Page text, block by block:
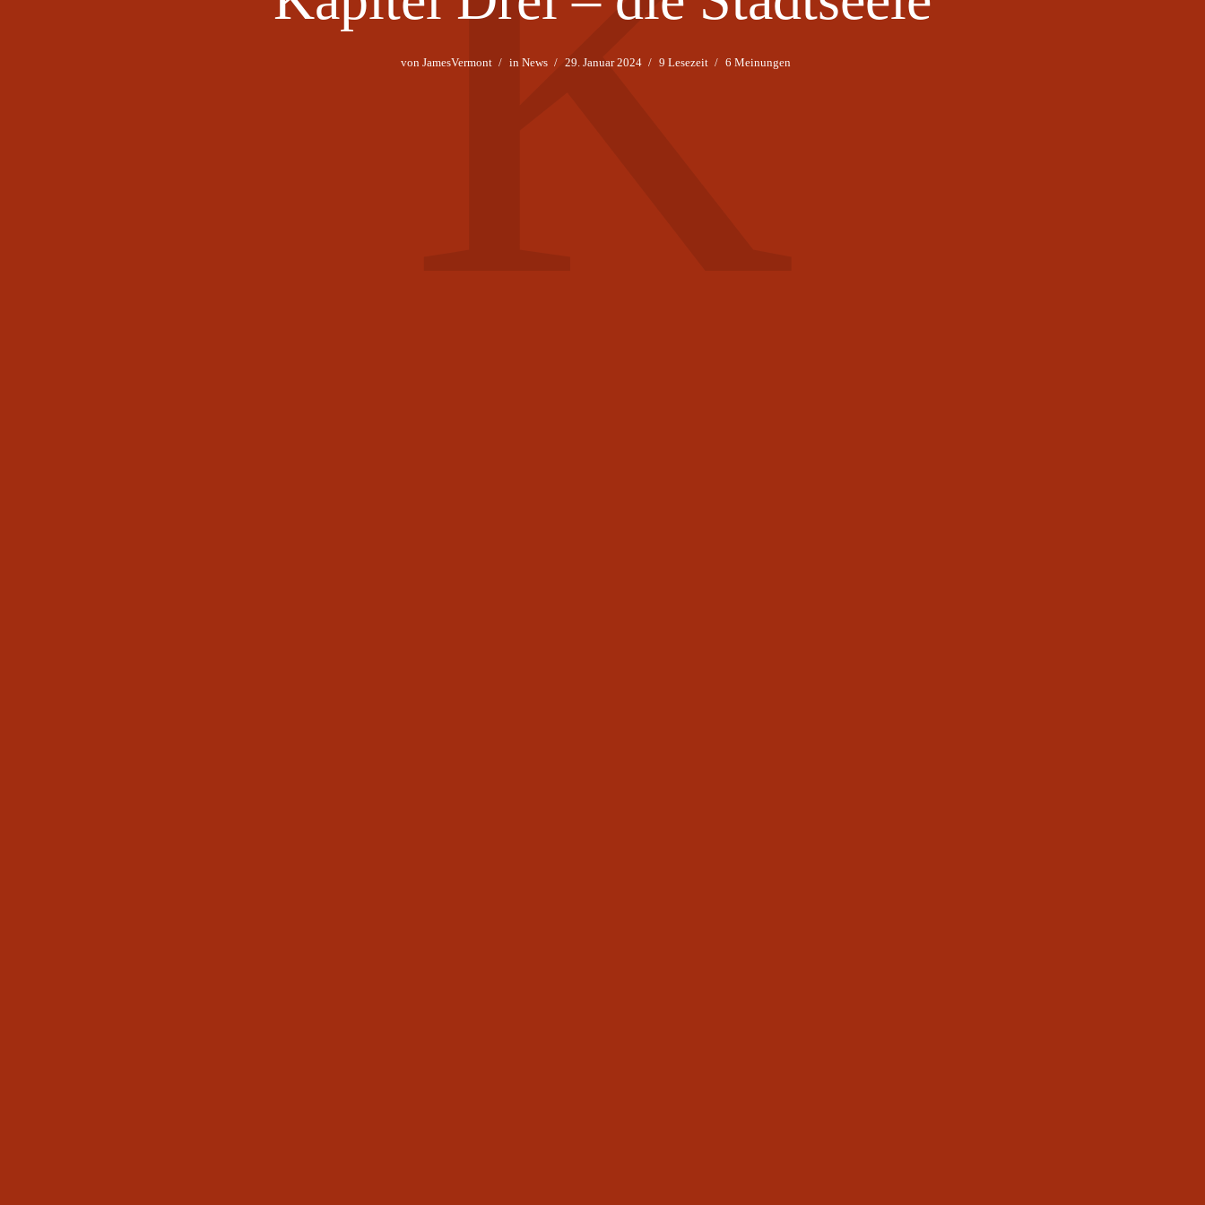
von JamesVermont in News 29. Januar 2024 9 Lesezeit 6 Meinungen